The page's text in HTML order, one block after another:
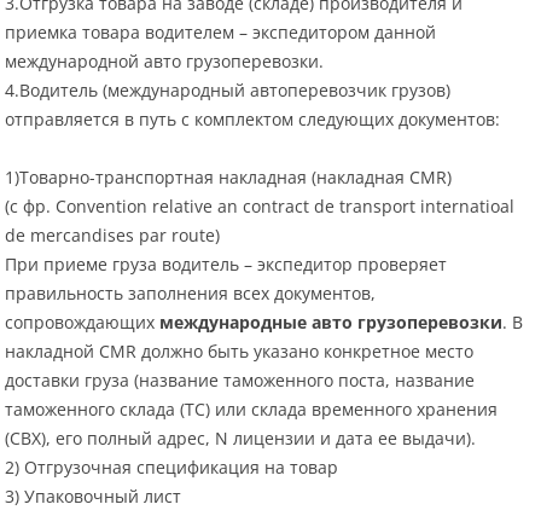
приемка товара водителем – экспедитором данной
международной авто грузоперевозки.
4.Водитель (международный автоперевозчик грузов)
отправляется в путь с комплектом следующих документов:
1)Товарно-транспортная накладная (накладная CMR)
(с фр. Convention relative an contract de transport internatioal
de mercandises par route)
При приеме груза водитель – экспедитор проверяет
правильность заполнения всех документов,
сопровождающих международные авто грузоперевозки. В
накладной CMR должно быть указано конкретное место
доставки груза (название таможенного поста, название
таможенного склада (ТС) или склада временного хранения
(СВХ), его полный адрес, N лицензии и дата ее выдачи).
2) Отгрузочная спецификация на товар
3) Упаковочный лист